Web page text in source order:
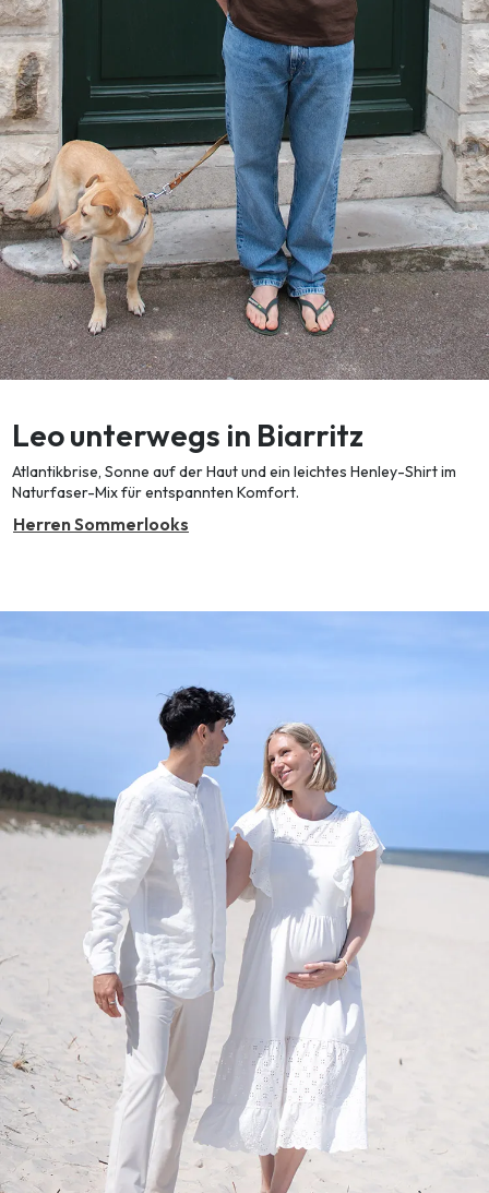
Leo unterwegs in Biarritz
Atlantikbrise, Sonne auf der Haut und ein leichtes Henley-Shirt im
Naturfaser-Mix für entspannten Komfort.
Herren Sommerlooks